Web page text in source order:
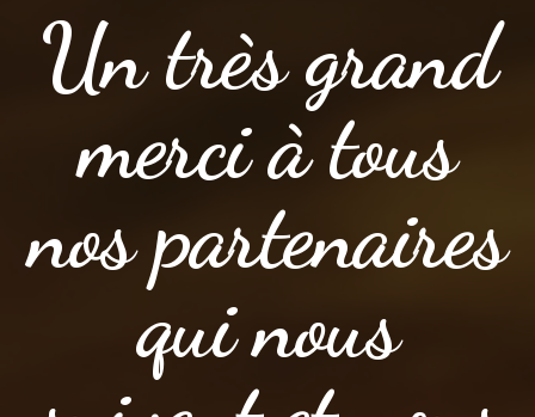
Un très grand
merci à tous
nos partenaires
qui nous